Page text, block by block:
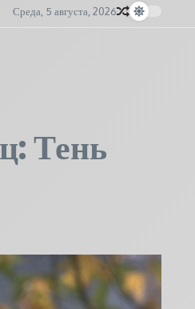
Среда, 5 августа, 2026
Тень